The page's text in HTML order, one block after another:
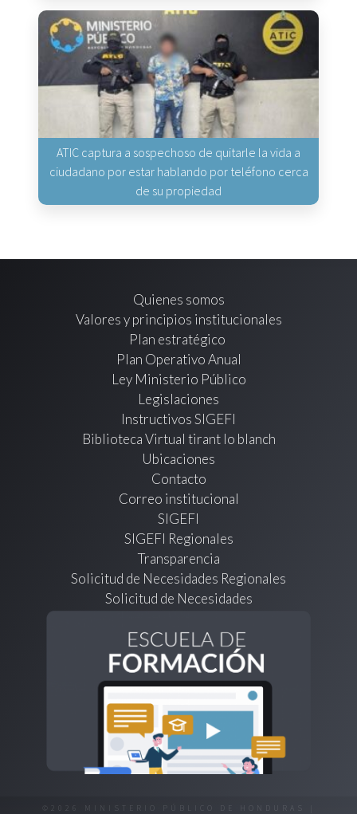
ATIC captura a sospechoso de quitarle la vida a
ciudadano por estar hablando por teléfono cerca
de su propiedad
Quienes somos
Valores y principios institucionales
Plan estratégico
Plan Operativo Anual
Ley Ministerio Público
Legislaciones
Instructivos SIGEFI
Biblioteca Virtual tirant lo blanch
Ubicaciones
Contacto
Correo institucional
SIGEFI
SIGEFI Regionales
Transparencia
Solicitud de Necesidades Regionales
Solicitud de Necesidades
©2026 MINISTERIO PÚBLICO DE HONDURAS |